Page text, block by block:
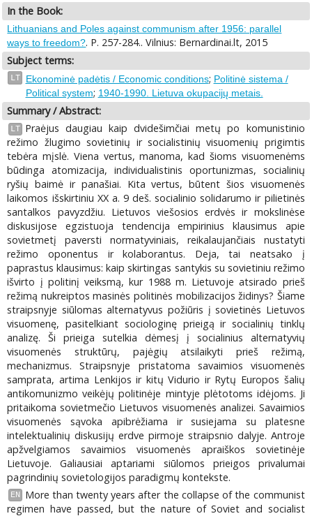
In the Book:
Lithuanians and Poles against communism after 1956: parallel
ways to freedom?. P. 257-284.. Vilnius: Bernardinai.lt, 2015
Subject terms:
LT Ekonominė padėtis / Economic conditions; Politinė sistema /
Political system; 1940-1990. Lietuva okupacijų metais.
Summary / Abstract:
LT
Praėjus daugiau kaip dvidešimčiai metų po komunistinio
režimo žlugimo sovietinių ir socialistinių visuomenių prigimtis
tebėra mįslė. Viena vertus, manoma, kad šioms visuomenėms
būdinga atomizacija, individualistinis oportunizmas, socialinių
ryšių baimė ir panašiai. Kita vertus, būtent šios visuomenės
laikomos išskirtiniu XX a. 9 deš. socialinio solidarumo ir pilietinės
santalkos pavyzdžiu. Lietuvos viešosios erdvės ir mokslinėse
diskusijose egzistuoja tendencija empirinius klausimus apie
sovietmetį paversti normatyviniais, reikalaujančiais nustatyti
režimo oponentus ir kolaborantus. Deja, tai neatsako į
paprastus klausimus: kaip skirtingas santykis su sovietiniu režimo
išvirto į politinį veiksmą, kur 1988 m. Lietuvoje atsirado prieš
režimą nukreiptos masinės politinės mobilizacijos židinys? Šiame
straipsnyje siūlomas alternatyvus požiūris į sovietinės Lietuvos
visuomenę, pasitelkiant sociologinę prieigą ir socialinių tinklų
analizę. Ši prieiga sutelkia dėmesį į socialinius alternatyvių
visuomenės struktūrų, pajėgių atsilaikyti prieš režimą,
mechanizmus. Straipsnyje pristatoma savaimios visuomenės
samprata, artima Lenkijos ir kitų Vidurio ir Rytų Europos šalių
antikomunizmo veikėjų politinėje mintyje plėtotoms idėjoms. Ji
pritaikoma sovietmečio Lietuvos visuomenės analizei. Savaimios
visuomenės sąvoka apibrėžiama ir susiejama su platesne
intelektualinių diskusijų erdve pirmoje straipsnio dalyje. Antroje
apžvelgiamos savaimios visuomenės apraiškos sovietinėje
Lietuvoje. Galiausiai aptariami siūlomos prieigos privalumai
pagrindinių sovietologijos paradigmų kontekste.
EN
More than twenty years after the collapse of the communist
regimen have passed, but the nature of Soviet and socialist